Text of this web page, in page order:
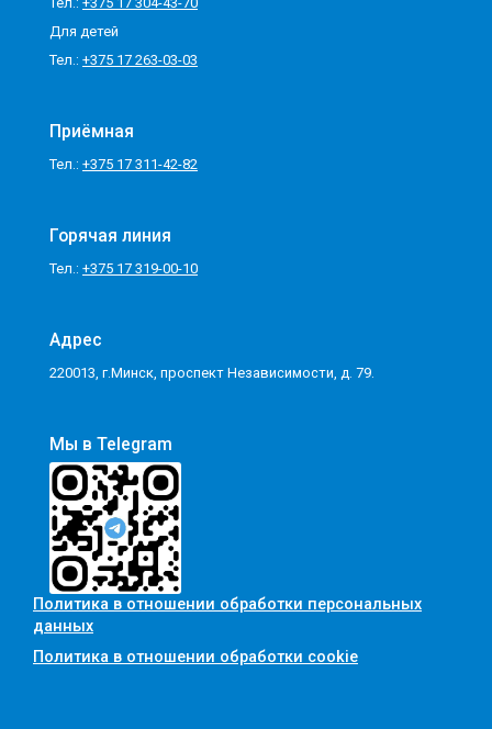
Для детей
Тел.: +375 17 263-03-03
Приёмная
Тел.: +375 17 311-42-82
Горячая линия
Тел.: +375 17 319-00-10
Адрес
220013, г.Минск, проспект Независимости, д. 79.
Мы в Telegram
Политика в отношении обработки персональных
данных
Политика в отношении обработки cookie